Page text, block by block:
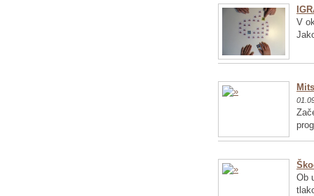
V
Ob